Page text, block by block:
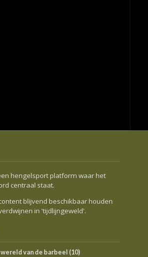
hengelsport platform waar het
centraal staat.
blijvend beschikbaar houden
in 'tijdlijngeweld'.
wereld van de barbeel (10)